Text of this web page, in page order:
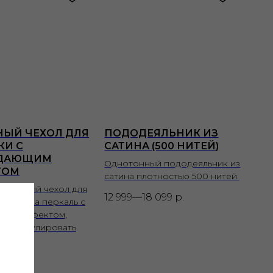
ЧЕХОЛ ДЛЯ
С
чехол для
хлопка перкаль с
эффектом,
регулировать
ПОДОДЕЯЛЬНИК ИЗ
САТИНА (500 НИТЕЙ)
Однотонный пододеяльник из
сатина плотностью 500 нитей.
12 999—18 099 р.